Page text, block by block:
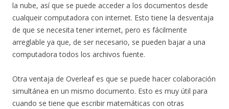
la nube, así que se puede acceder a los documentos desde
cualqueir computadora con internet. Esto tiene la desventaja
de que se necesita tener internet, pero es fácilmente
arreglable ya que, de ser necesario, se pueden bajar a una
computadora todos los archivos fuente.
Otra ventaja de Overleaf es que se puede hacer colaboración
simultánea en un mismo documento. Esto es muy útil para
cuando se tiene que escribir matemáticas con otras